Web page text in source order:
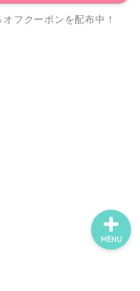
フクーポンを配布中！
MENU